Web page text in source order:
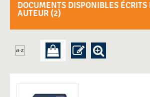
DOCUMENTS DISPONIBLES ÉCRITS
AUTEUR (2)